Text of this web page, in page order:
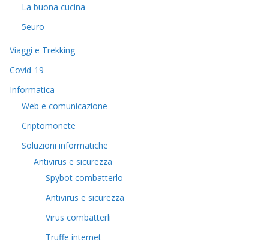
La buona cucina
5euro
Viaggi e Trekking
Covid-19
Informatica
Web e comunicazione
Criptomonete
Soluzioni informatiche
Antivirus e sicurezza
Spybot combatterlo
Antivirus e sicurezza
Virus combatterli
Truffe internet